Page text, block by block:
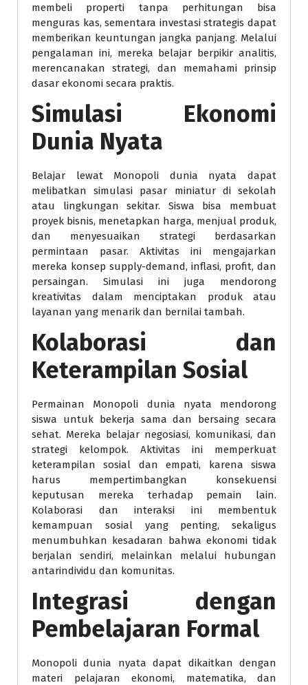
membeli properti tanpa perhitungan bisa
menguras kas, sementara investasi strategis dapat
memberikan keuntungan jangka panjang. Melalui
pengalaman ini, mereka belajar berpikir analitis,
merencanakan strategi, dan memahami prinsip
dasar ekonomi secara praktis.
Simulasi Ekonomi
Dunia Nyata
Belajar lewat Monopoli dunia nyata dapat
melibatkan simulasi pasar miniatur di sekolah
atau lingkungan sekitar. Siswa bisa membuat
proyek bisnis, menetapkan harga, menjual produk,
dan menyesuaikan strategi berdasarkan
permintaan pasar. Aktivitas ini mengajarkan
mereka konsep supply-demand, inflasi, profit, dan
persaingan. Simulasi ini juga mendorong
kreativitas dalam menciptakan produk atau
layanan yang menarik dan bernilai tambah.
Kolaborasi dan
Keterampilan Sosial
Permainan Monopoli dunia nyata mendorong
siswa untuk bekerja sama dan bersaing secara
sehat. Mereka belajar negosiasi, komunikasi, dan
strategi kelompok. Aktivitas ini memperkuat
keterampilan sosial dan empati, karena siswa
harus mempertimbangkan konsekuensi
keputusan mereka terhadap pemain lain.
Kolaborasi dan interaksi ini membentuk
kemampuan sosial yang penting, sekaligus
menumbuhkan kesadaran bahwa ekonomi tidak
berjalan sendiri, melainkan melalui hubungan
antarindividu dan komunitas.
Integrasi dengan
Pembelajaran Formal
Monopoli dunia nyata dapat dikaitkan dengan
materi pelajaran ekonomi, matematika, dan